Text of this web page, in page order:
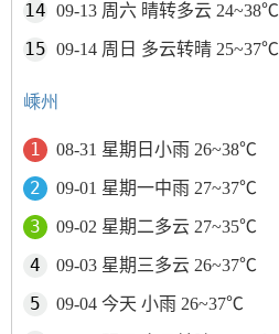
09-13 周六 晴转多云 24~38℃
09-14 周日 多云转晴 25~37℃
嵊州
08-31 星期日小雨 26~38℃
09-01 星期一中雨 27~37℃
09-02 星期二多云 27~35℃
09-03 星期三多云 26~37℃
09-04 今天 小雨 26~37℃